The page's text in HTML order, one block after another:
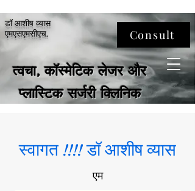
डॉ आशीष व्यास
एमएसएमसीएच.
Consult
त्वचा, कॉस्मेटिक लेजर और
प्लास्टिक सर्जरी क्लिनिक
स्वागत !!!! डॉ आशीष व्यास
एम